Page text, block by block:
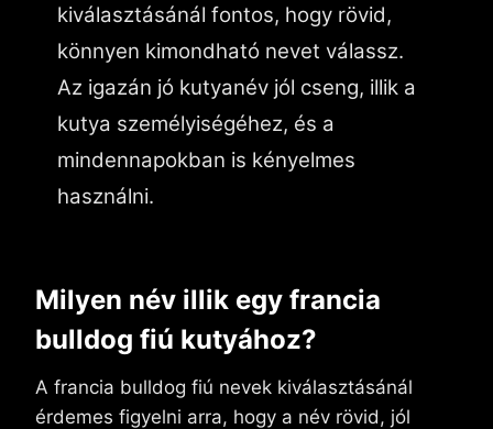
kiválasztásánál fontos, hogy rövid,
könnyen kimondható nevet válassz.
Az igazán jó kutyanév jól cseng, illik a
kutya személyiségéhez, és a
mindennapokban is kényelmes
használni.
Milyen név illik egy francia
bulldog fiú kutyához?
A francia bulldog fiú nevek kiválasztásánál
érdemes figyelni arra, hogy a név rövid, jól